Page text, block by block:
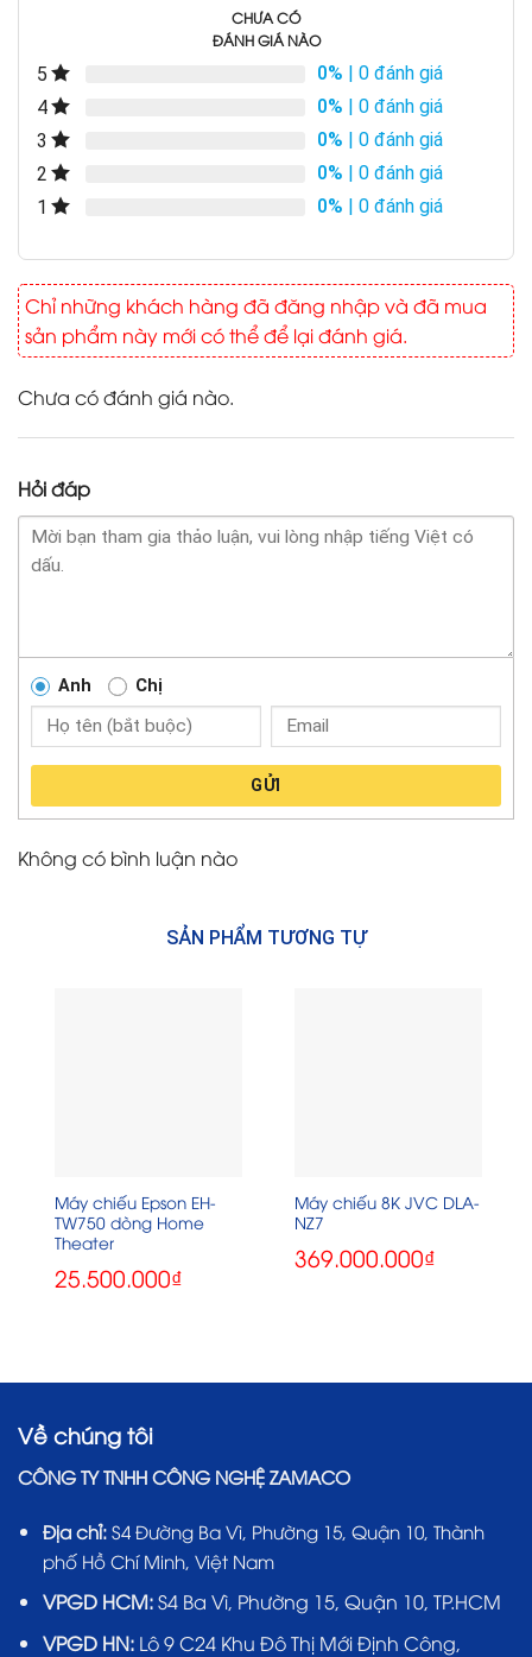
CHƯA CÓ
ĐÁNH GIÁ NÀO
5 0% | 0 đánh giá
4
0% | 0 đánh giá
3
0% | 0 đánh giá
2
0% | 0 đánh giá
1
0% | 0 đánh giá
Chỉ những khách hàng đã đăng nhập và đã mua
sản phẩm này mới có thể để lại đánh giá.
Chưa có đánh giá nào.
Hỏi đáp
Anh Chị
GỬI
Không có bình luận nào
SẢN PHẨM TƯƠNG TỰ
Máy chiếu Epson EH-
TW750 dòng Home
Theater
25.500.000₫
Máy chiếu 8K JVC DLA-
NZ7
369.000.000₫
Về chúng tôi
CÔNG TY TNHH CÔNG NGHỆ ZAMACO
Địa chỉ: S4 Đường Ba Vì, Phường 15, Quận 10, Thành
phố Hồ Chí Minh, Việt Nam
VPGD HCM:S4 Ba Vì, Phường 15, Quận 10, TP.HCM
VPGD HN:Lô 9 C24 Khu Đô Thị Mới Định Công,